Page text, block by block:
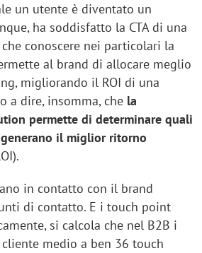
un utente è diventato un
ha soddisfatto la CTA di una
che conoscere nei particolari la
al brand di allocare meglio
migliorando il ROI di una
a dire, insomma, che la
permette di determinare quali
il miglior ritorno
in contatto con il brand
di contatto. E i touch point
si calcola che nel B2B i
medio a ben 36 touch